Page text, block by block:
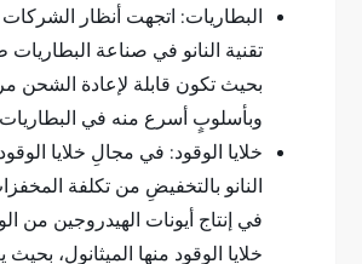
البطاريات: اتجهت أنظار
تقنية النانو في صناعة البطاريات
بحيث تكون قابلة لإعادة الشحن
وبأسلوبٍ أسرع منه في البطاريات
خلايا الوقود: في مجالِ خلايا
النانو بالتخفيضِ من تكلفة
في إنتاج أيونات الهيدروجين من
خلايا الوقود منها الميثانول، بحيث